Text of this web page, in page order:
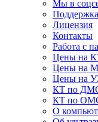
Мы в
Лицензия
Контакты
Работа с
Цены на
Цены на
Цены на
КТ по
КТ по
О